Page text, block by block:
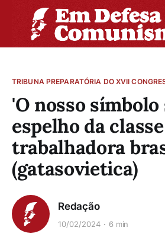
TRIBUNA PREPARATÓRIA DO XVII
'O nosso
espelho da classe
trabalhadora
(gatasovietica)
Redação
10/02/2024 6 min